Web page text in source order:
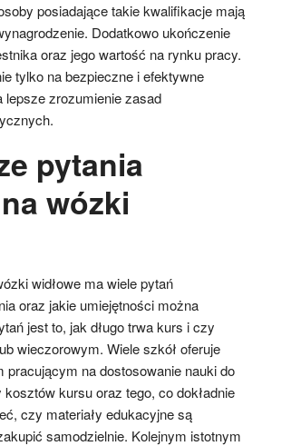
posiadające takie kwalifikacje mają
Dodatkowo ukończenie
oraz jego wartość na rynku pracy.
tylko na bezpieczne i efektywne
lepsze zrozumienie zasad
pytania
wózki
widłowe ma wiele pytań
oraz jakie umiejętności można
jest to, jak długo trwa kurs i czy
wieczorowym. Wiele szkół oferuje
na dostosowanie nauki do
kursu oraz tego, co dokładnie
czy materiały edukacyjne są
samodzielnie. Kolejnym istotnym